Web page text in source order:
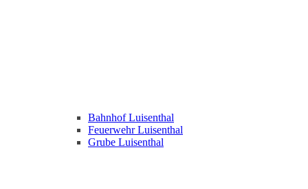
Bahnhof Luisenthal
Feuerwehr Luisenthal
Grube Luisenthal